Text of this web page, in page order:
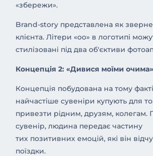
«збережи».
Brand-story представлена ​​як
клієнта. Літери «оо» в логотипі
стилізовані під два об'єктиви
Концепція 2: «Дивися моїми очима»
Концепція побудована на тому
найчастіше сувеніри купують для
привезти рідним, друзям, колегам.
сувенір, людина передає частину
тих позитивних емоцій, які він
поїздки.